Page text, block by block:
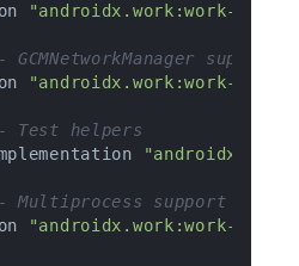
"androidx.work:work-
support
"androidx.work:work-
helpers
support
"androidx.work:work-